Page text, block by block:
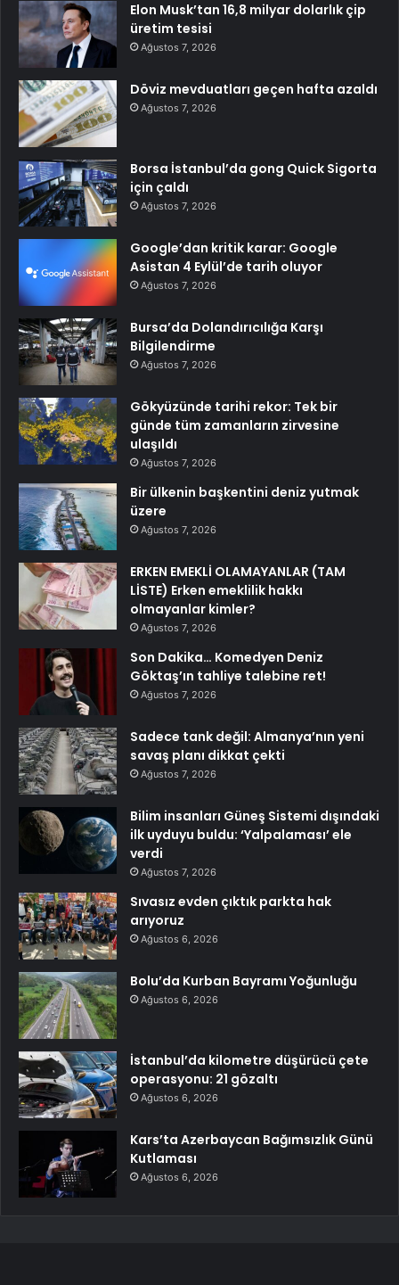
Elon Musk’tan 16,8 milyar dolarlık çip
üretim tesisi
Ağustos 7, 2026
Döviz mevduatları geçen hafta azaldı
Ağustos 7, 2026
Borsa İstanbul’da gong Quick Sigorta
için çaldı
Ağustos 7, 2026
Google’dan kritik karar: Google
Asistan 4 Eylül’de tarih oluyor
Ağustos 7, 2026
Bursa’da Dolandırıcılığa Karşı
Bilgilendirme
Ağustos 7, 2026
Gökyüzünde tarihi rekor: Tek bir
günde tüm zamanların zirvesine
ulaşıldı
Ağustos 7, 2026
Bir ülkenin başkentini deniz yutmak
üzere
Ağustos 7, 2026
ERKEN EMEKLİ OLAMAYANLAR (TAM
LİSTE) Erken emeklilik hakkı
olmayanlar kimler?
Ağustos 7, 2026
Son Dakika… Komedyen Deniz
Göktaş’ın tahliye talebine ret!
Ağustos 7, 2026
Sadece tank değil: Almanya’nın yeni
savaş planı dikkat çekti
Ağustos 7, 2026
Bilim insanları Güneş Sistemi dışındaki
ilk uyduyu buldu: ‘Yalpalaması’ ele
verdi
Ağustos 7, 2026
Sıvasız evden çıktık parkta hak
arıyoruz
Ağustos 6, 2026
Bolu’da Kurban Bayramı Yoğunluğu
Ağustos 6, 2026
İstanbul’da kilometre düşürücü çete
operasyonu: 21 gözaltı
Ağustos 6, 2026
Kars’ta Azerbaycan Bağımsızlık Günü
Kutlaması
Ağustos 6, 2026